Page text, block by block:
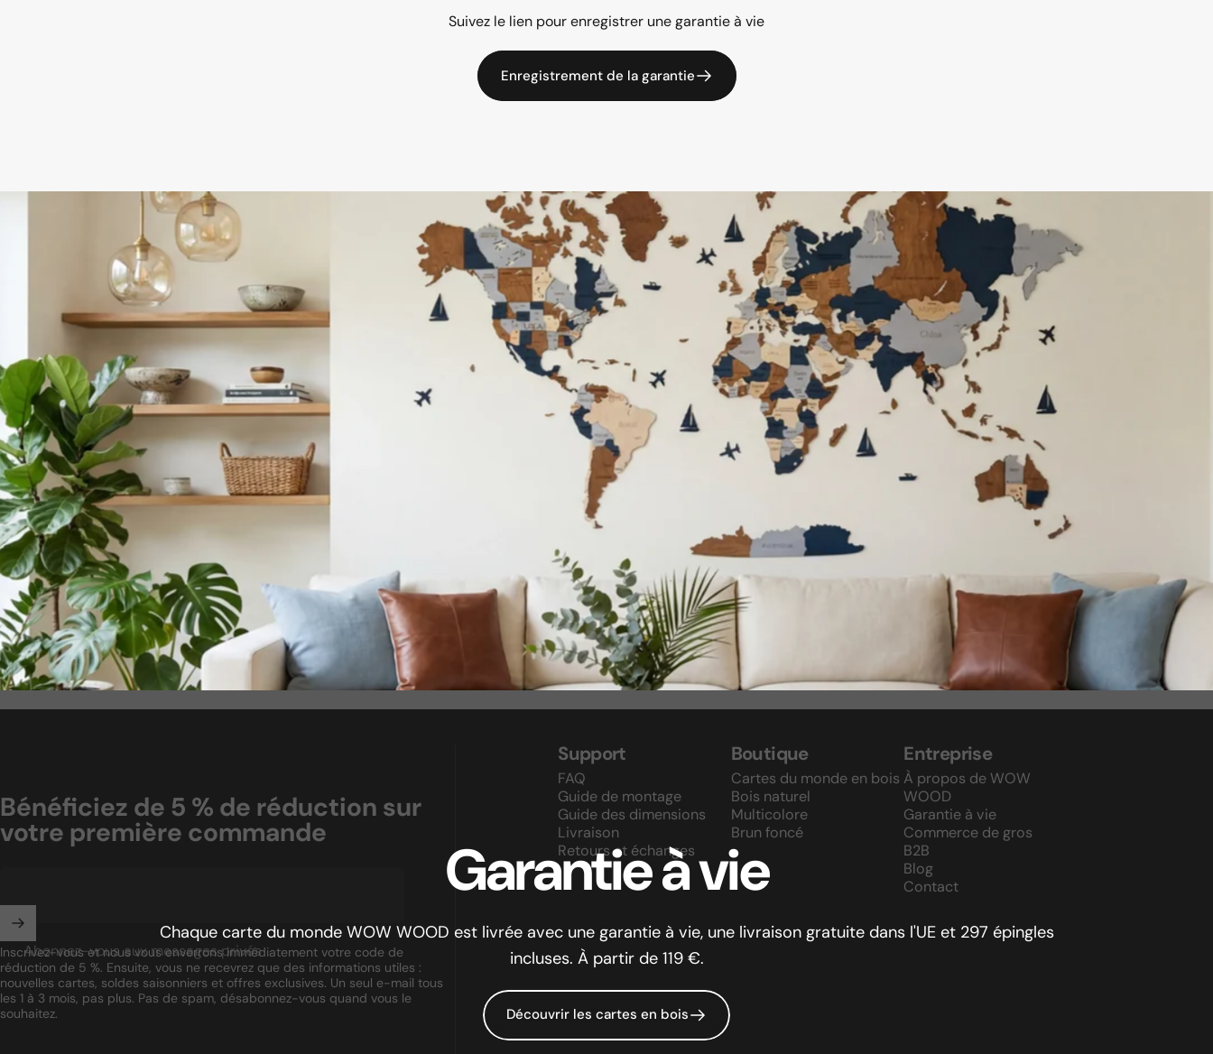
Suivez le lien pour enregistrer une garantie à vie
Enregistrement de la garantie
Garantieàvie
Chaque carte du monde WOW WOOD est livrée avec une garantie à vie, une livraison gratuite dans l'UE et 297 épingles
incluses. À partir de 119 €.
Découvrir les cartes en bois
Support
FAQ
Guide de montage
Guide des dimensions
Livraison
Retours et échanges
Boutique
Cartes du monde en bois
Bois naturel
Multicolore
Brun foncé
Entreprise
À propos de WOW
WOOD
Garantie à vie
Commerce de gros
B2B
Blog
Contact
Bénéficiez de 5 % de réduction sur
votre première commande
Abonnez-vous aux messages privés
Inscrivez-vous et nous vous enverrons immédiatement votre code de
réduction de 5 %. Ensuite, vous ne recevrez que des informations utiles :
nouvelles cartes, soldes saisonniers et offres exclusives. Un seul e-mail tous
les 1 à 3 mois, pas plus. Pas de spam, désabonnez-vous quand vous le
souhaitez.